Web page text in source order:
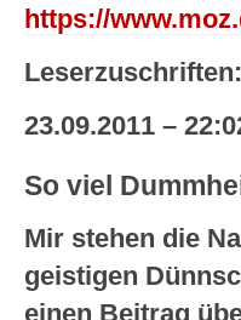
https://
Leserzuschriften:
23.09.2011 –
So viel
Mir stehen die
geistigen